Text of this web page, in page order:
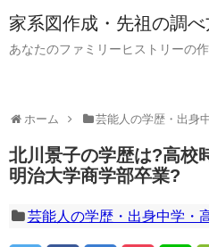
家系図作成・先祖の調
あなたのファミリーヒストリーの
ホーム 芸能人の学歴・出身
北川景子の学歴は?高校
明治大学商学部卒業?
芸能人の学歴・出身中学・